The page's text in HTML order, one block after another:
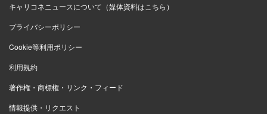
キャリコネニュースについて（媒体資料はこちら）
プライバシーポリシー
Cookie等利用ポリシー
利用規約
著作権・商標権・リンク・フィード
情報提供・リクエスト